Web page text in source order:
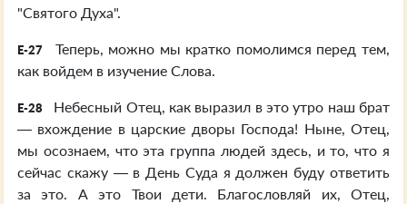
"Святого Духа".
E-27
Теперь, можно мы кратко помолимся перед тем,
как войдем в изучение Слова.
E-28
Небесный Отец, как выразил в это утро наш брат
— вхождение в царские дворы Господа! Ныне, Отец,
мы осознаем, что эта группа людей здесь, и то, что я
сейчас скажу — в День Суда я должен буду ответить
за это. А это Твои дети. Благословляй их, Отец,